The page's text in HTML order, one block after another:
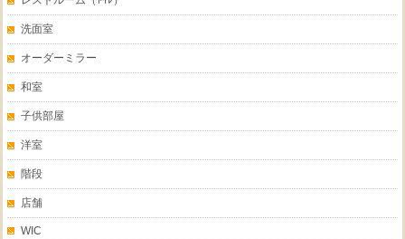
洗面室
オーダーミラー
和室
子供部屋
洋室
階段
店舗
WIC